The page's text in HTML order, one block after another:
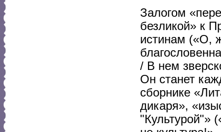
Залогом
безликой» к
истинам («О,
/ В нем
Он станет
сборнике
дикаря»,
"Культурой"»